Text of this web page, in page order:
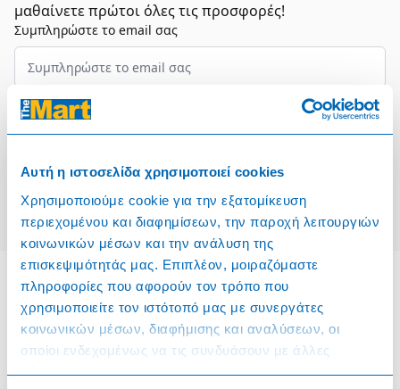
Αυτή η ιστοσελίδα χρησιμοποιεί cookies
Χρησιμοποιούμε cookie για την εξατομίκευση
περιεχομένου και διαφημίσεων, την παροχή λειτουργιών
κοινωνικών μέσων και την ανάλυση της
επισκεψιμότητάς μας. Επιπλέον, μοιραζόμαστε
πληροφορίες που αφορούν τον τρόπο που
χρησιμοποιείτε τον ιστότοπό μας με συνεργάτες
κοινωνικών μέσων, διαφήμισης και αναλύσεων, οι
οποίοι ενδεχομένως να τις συνδυάσουν με άλλες
πληροφορίες που τους έχετε παραχωρήσει ή τις οποίες
μαθαίνετε πρώτοι όλες τις προσφορές!
Συμπληρώστε το email σας
Επιλέξτε τον τομέα σας
Πληροφορίες
Όροι & Προϋποθέσεις